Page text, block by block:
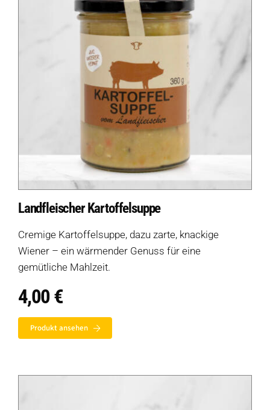
Landfleischer Kartoffelsuppe
Cremige Kartoffelsuppe, dazu zarte, knackige
Wiener – ein wärmender Genuss für eine
gemütliche Mahlzeit.
4,00€
Produkt ansehen